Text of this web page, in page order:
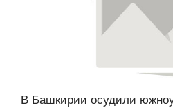
В Башкирии осудили